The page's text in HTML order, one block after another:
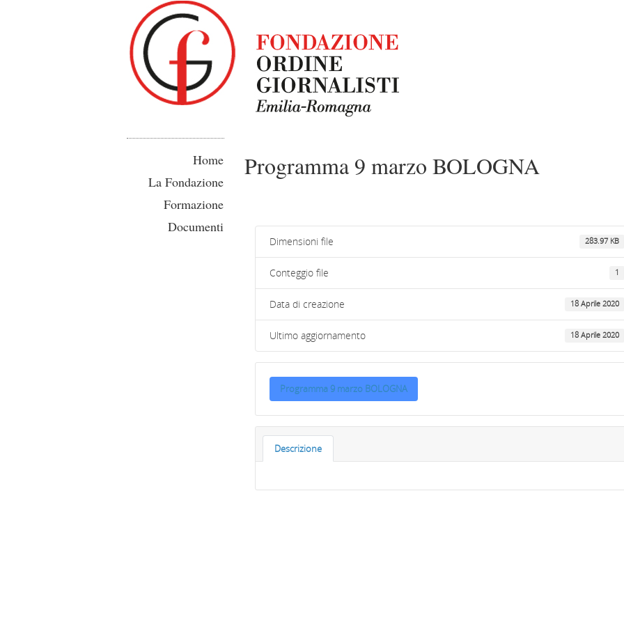
Home
La Fondazione
Formazione
Documenti
Programma 9 marzo BOLOGNA
Dimensioni file 283.97 KB
Conteggio file 1
Data di creazione 18 Aprile 2020
Ultimo aggiornamento 18 Aprile 2020
Programma 9 marzo BOLOGNA
Descrizione